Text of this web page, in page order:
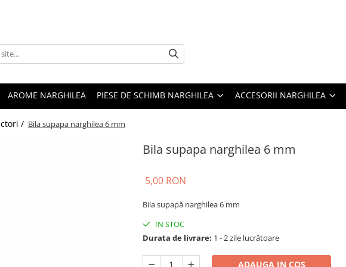
AROME NARGHILEA PIESE DE SCHIMB NARGHILEA ACCESORII NARGHILEA
/ Bila supapa narghilea 6 mm
Bila supapa narghilea 6 mm
5,00 RON
Bila supapă narghilea 6 mm
IN STOC
Durata de livrare: 1 - 2 zile lucrătoare
ADAUGA IN COS